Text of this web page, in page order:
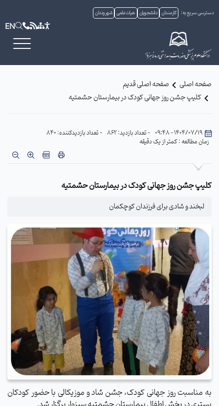
دسترسی سریع به: کارمندان دانشجویان هیات علمی شهروندان
EN
صفحه اصلی
صفحه اصلی قدیم
کلیپ جشن روز جهانی کودک در بیمارستان حشمتیه
1404/07/19 - 09:48 - تعداد بازدید: 862
- تعداد بازدیدکننده: 840
زمان مطالعه : کمتر از یک دقیقه
کلیپ جشن روز جهانی کودک در بیمارستان حشمتیه
لبخند و شادی برای فرزندان کوچکمان
به مناسبت روز جهانی کودک، جشن شاد و موزیکالی با حضور کودکان